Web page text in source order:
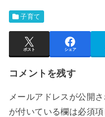
子育て
ポスト シェア
コメントを残す
メールアドレスが公開
が付いている欄は必須